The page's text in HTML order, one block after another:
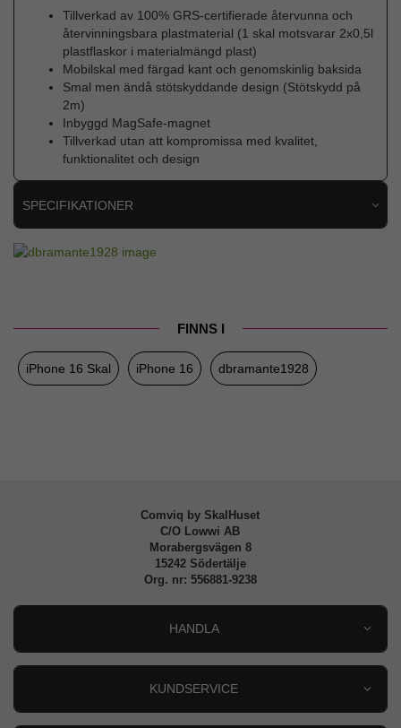
Tillverkad av 100% GRS-certifierade återvunna och
återvinningsbara plastmaterial (1 skal motsvarar 2x0,5l
plastflaskor i materialmängd plast)
Mobilskal med färgad kant och genomskinlig baksida
Smal men ändå stötskyddande design (Stötskydd på
2m)
Inbyggd MagSafe-magnet
Tillverkad utan att kompromissa med kvalitet,
funktionalitet och design
SPECIFIKATIONER
MagSafe-kompatibel, Miljövänlig
Färg Blå, Genomskinlig
FINNS I
iPhone 16 Skal iPhone 16 dbramante1928
Comviq by SkalHuset
C/O Lowwi AB
Morabergsvägen 8
15242 Södertälje
Org. nr: 556881-9238
HANDLA
KUNDSERVICE